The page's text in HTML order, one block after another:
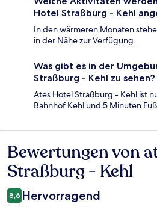
Hotel Straßburg - Kehl
In den wärmeren Monaten
in der Nähe zur Verfügung.
Was gibt es in der
Straßburg - Kehl zu sehen?
Ates Hotel Straßburg - Kehl ist
Bahnhof Kehl und 5 Minuten
Bewertungen
Bewertungen von
Straßburg - Kehl
8,6 Hervorragend